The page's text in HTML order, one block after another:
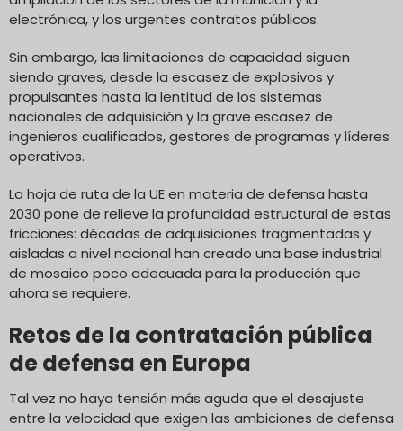
electrónica, y los urgentes contratos públicos.
Sin embargo, las limitaciones de capacidad siguen
siendo graves, desde la escasez de explosivos y
propulsantes hasta la lentitud de los sistemas
nacionales de adquisición y la grave escasez de
ingenieros cualificados, gestores de programas y líderes
operativos.
La hoja de ruta de la UE en materia de defensa hasta
2030 pone de relieve la profundidad estructural de estas
fricciones: décadas de adquisiciones fragmentadas y
aisladas a nivel nacional han creado una base industrial
de mosaico poco adecuada para la producción que
ahora se requiere.
Retos de la contratación pública
de defensa en Europa
Tal vez no haya tensión más aguda que el desajuste
entre la velocidad que exigen las ambiciones de defensa